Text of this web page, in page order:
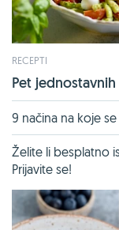
RECEPTI
Pet
9 načina na koje
Želite li besplatno
Prijavite se!